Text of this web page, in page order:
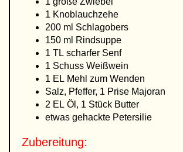
1 Knoblauchzehe
200 ml Schlagobers
150 ml Rindsuppe
1 TL scharfer Senf
1 Schuss Weißwein
1 EL Mehl zum Wenden
Salz, Pfeffer, 1 Prise Majoran
2 EL Öl, 1 Stück Butter
etwas gehackte Petersilie
Zubereitung: